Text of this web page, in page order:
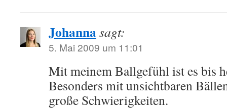
Johannasagt:
5. Mai 2009 um 11:01
Mit meinem Ballgefühl ist es bis
Besonders mit unsichtbaren
große Schwierigkeiten.